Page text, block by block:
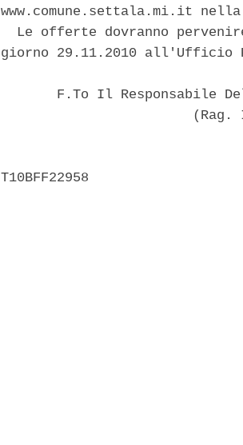
www.comune.settala.mi.it
Le offerte dovranno
giorno 29.11.2010 all'Ufficio
F.To Il Responsabile